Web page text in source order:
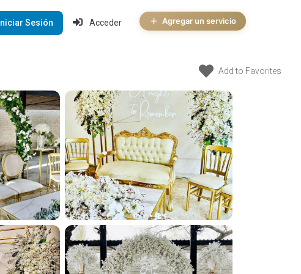
Iniciar Sesión Acceder Agregar un servicio
Add to Favorites